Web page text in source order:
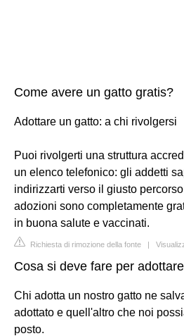
Come avere un gatto gratis?
Adottare un gatto: a chi rivolgersi
Puoi rivolgerti una struttura
un elenco telefonico: gli addetti
indirizzarti verso il giusto
adozioni sono completamente
in buona salute e vaccinati.
Richiesta di rimozione della fonte |
Cosa si deve fare per
Chi adotta un nostro gatto ne
adottato e quell'altro che noi
posto.